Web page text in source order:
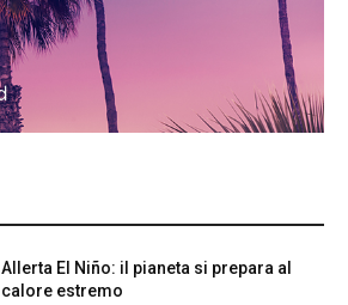
Allerta El Niño: il pianeta si prepara al
calore estremo